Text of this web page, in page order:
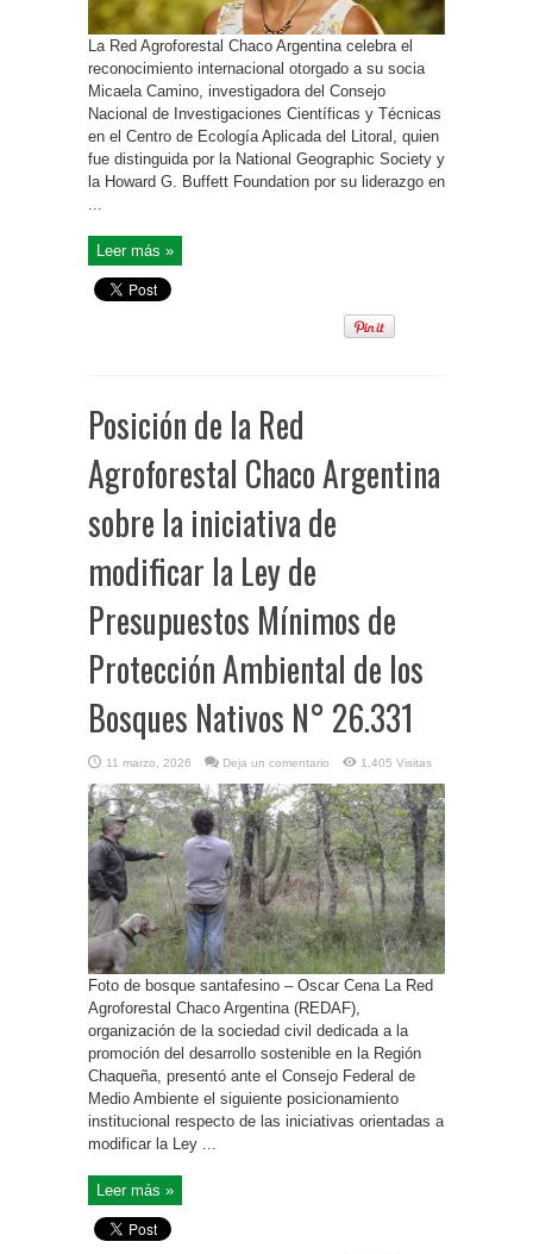
La Red Agroforestal Chaco Argentina celebra el
reconocimiento internacional otorgado a su socia
Micaela Camino, investigadora del Consejo
Nacional de Investigaciones Científicas y Técnicas
en el Centro de Ecología Aplicada del Litoral, quien
fue distinguida por la National Geographic Society y
la Howard G. Buffett Foundation por su liderazgo en
Leer más »
Posición de la Red
Agroforestal Chaco Argentina
sobre la iniciativa de
modificar la Ley de
Presupuestos Mínimos de
Protección Ambiental de los
Bosques Nativos N° 26.331
11 marzo, 2026 Deja un comentario 1,405 Visitas
Foto de bosque santafesino – Oscar Cena La Red
Agroforestal Chaco Argentina (REDAF),
organización de la sociedad civil dedicada a la
promoción del desarrollo sostenible en la Región
Chaqueña, presentó ante el Consejo Federal de
Medio Ambiente el siguiente posicionamiento
institucional respecto de las iniciativas orientadas a
modificar la Ley ...
Leer más »